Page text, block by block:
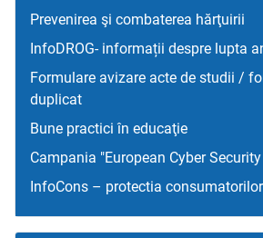
Prevenirea şi combaterea hărţuirii
InfoDROG- informații despre lupta
Formulare avizare acte de studii /
duplicat
Bune practici în educaţie
Campania "European Cyber
InfoCons – protectia consumatorilor